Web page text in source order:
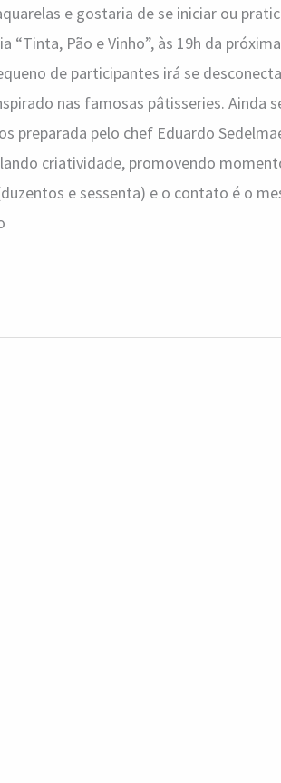
e gostaria de se iniciar ou
“Tinta, Pão e Vinho”, às 19h da
de participantes irá se
nas famosas pâtisseries. Ainda
preparada pelo chef Eduardo
criatividade, promovendo
e sessenta) e o contato é o